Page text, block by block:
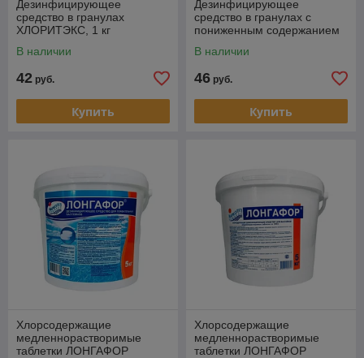
Дезинфицирующее
средство в гранулах
ХЛОРИТЭКС, 1 кг
В наличии
42 руб.
Купить
Дезинфицирующее
средство в гранулах с
пониженным содержанием
В наличии
46 руб.
Купить
Хлорсодержащие
медленнорастворимые
таблетки ЛОНГАФОР
Хлорсодержащие
медленнорастворимые
таблетки ЛОНГАФОР